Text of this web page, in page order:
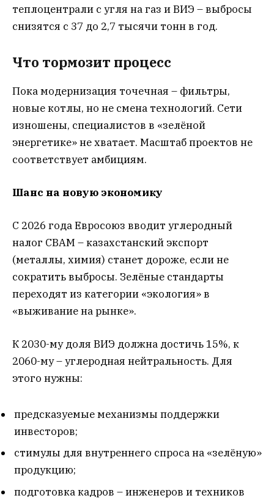
теплоцентрали с угля на газ и ВИЭ – выбросы
снизятся с 37 до 2,7 тысячи тонн в год.
Что тормозит процесс
Пока модернизация точечная – фильтры,
новые котлы, но не смена технологий. Сети
изношены, специалистов в «зелёной
энергетике» не хватает. Масштаб проектов не
соответствует амбициям.
Шанс на новую экономику
С 2026 года Евросоюз вводит углеродный
налог CBAM – казахстанский экспорт
(металлы, химия) станет дороже, если не
сократить выбросы. Зелёные стандарты
переходят из категории «экология» в
«выживание на рынке».
К 2030-му доля ВИЭ должна достичь 15%, к
2060-му – углеродная нейтральность. Для
этого нужны:
предсказуемые механизмы поддержки
инвесторов;
стимулы для внутреннего спроса на «зелёную»
продукцию;
подготовка кадров – инженеров и техников